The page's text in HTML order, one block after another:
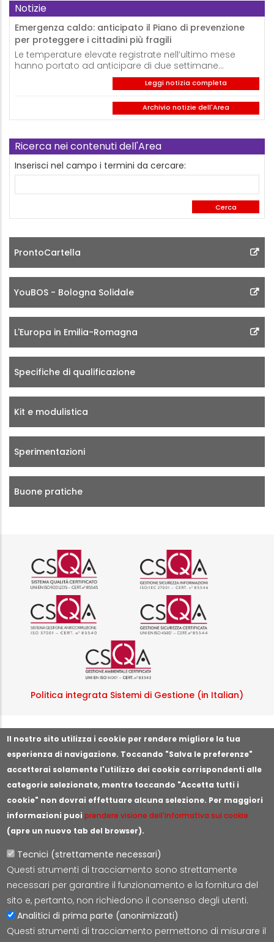
Il nostro sito utilizza i cookie per rendere migliore la tua
esperienza di navigazione. Toccando "Salva le preferenze"
accetterai solamente l'utilizzo dei cookie corrispondenti alle
categorie selezionate, mentre toccando "Accetta tutti i
cookie" non dovrai effettuare alcuna selezione. Per maggiori
informazioni puoiprendere visione dell'informativa sui cookie
(apre un nuovo tab del browser).
Tecnici (strettamente necessari)
Questi strumenti di tracciamento sono strettamente
necessari per garantire il funzionamento e la fornitura del
sito e, pertanto, non richiedono il consenso degli utenti.
Analitici di prima parte (anonimizzati)
Questi strumenti di tracciamento permettono di misurare il
Notizie
Emergenza caldo: anticipato il Piano di prevenzione
per proteggere i cittadini più fragili
Le temperature elevate registrate nell’ultimo mese
hanno portato ad anticipare di due settimane…
Leggi notizia completa
Archivio notizie dell'Area
Ricerca nei contenuti dell'Area
Inserisci nel campo i termini da cercare:
ProntoCartella
YouBOS - Bologna Solidale
L'Europa in Emilia-Romagna
Specifiche di qualificazione
Kit e modulistica
Sperimentazioni
Buone pratiche
Logo certificazione ISO 9001
Logo
Logo certificazione ISO 37001
Logo
Logo certificazione ISO
Politica integrata Sistemi di Gestione (in Italian)
Segnala illeciti o irregolarità
Lepida S.c.p.A.
Via della Liberazione 15, 40128 Bologna
PEC:
segreteria@pec.lepida.it
Capitale Sociale i.v. ad oggi € 69.881.000,00